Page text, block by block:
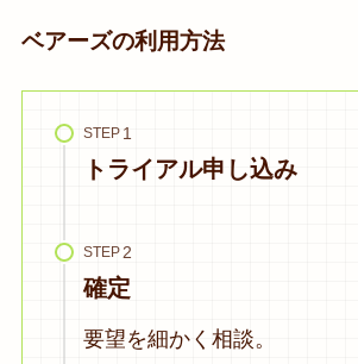
ベアーズの利用方法
STEP
トライアル申し込み
STEP
確定
要望を細かく相談。